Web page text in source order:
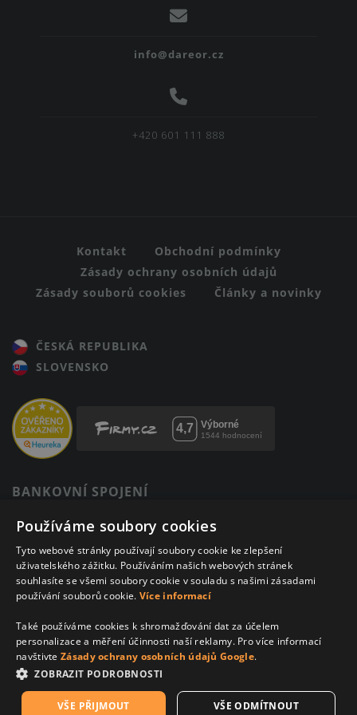
info@dareor.cz
+420 601 111 888
Kontakt
Obchodní podmínky
Zásady ochrany osobních údajů
Zásady souborů cookies
Články a novinky
ČESKÁ REPUBLIKA
SLOVENSKO
BANKOVNÍ SPOJENÍ
Komerční banka
IBAN: CZ4001000001230012820217
BIC: KOMBCZPPXXX
* Všechny ceny jsou uvedeny včetně DPH.
Používáme soubory cookies
Tyto webové stránky používají soubory cookie ke zlepšení
uživatelského zážitku. Používáním našich webových stránek
souhlasíte se všemi soubory cookie v souladu s našimi zásadami
používání souborů cookie. Více informací
Také používáme cookies k shromažďování dat za účelem
personalizace a měření účinnosti naší reklamy. Pro více informací
navštivte Zásady ochrany osobních údajů Google.
ZOBRAZIT PODROBNOSTI
VŠE PŘIJMOUT VŠE ODMÍTNOUT